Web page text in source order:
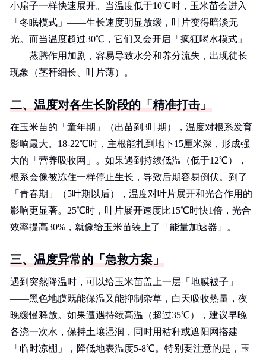
小扇子一样快速展开。当温度低于10℃时，玉米苗会进入
「冬眠模式」——生长速度明显放缓，叶片变得暗淡无
光。而当温度超过30℃，它们又会开启「疯狂喝水模式」
——蒸腾作用加剧，容易导致水分和养分流失，出现徒长
现象（茎秆细长、叶片薄）。
二、温度对各生长阶段的「精准打击」
在玉米苗的「童年期」（出苗到3叶期），温度对根系发育
影响最大。18-22℃时，主根能扎到地下15厘米深，形成强
大的「营养吸收网」。如果遇到持续低温（低于12℃），
根系会像被冻住一样停止生长，导致后期容易倒伏。到了
「青春期」（5叶期以后），温度对叶片展开和光合作用的
影响更显著。25℃时，叶片展开速度比15℃时快1倍，光合
效率提高30%，就像给玉米苗装上了「能量加速器」。
三、温度异常的「急救方案」
遇到突然降温时，可以给玉米苗盖上一层「地膜被子」
——黑色地膜既能保温又能抑制杂草，白天吸收热量，夜
晚缓慢释放。如果遭遇持续高温（超过35℃），建议早晚
各浇一次水，保持土壤湿润，同时用秸秆或遮阳网搭建
「临时凉棚」，降低地表温度5-8℃。特别要注意的是，玉